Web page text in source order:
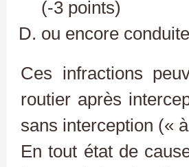
(-3 points)
ou encore
Ces infractions
routier après
sans interception («
En tout état de